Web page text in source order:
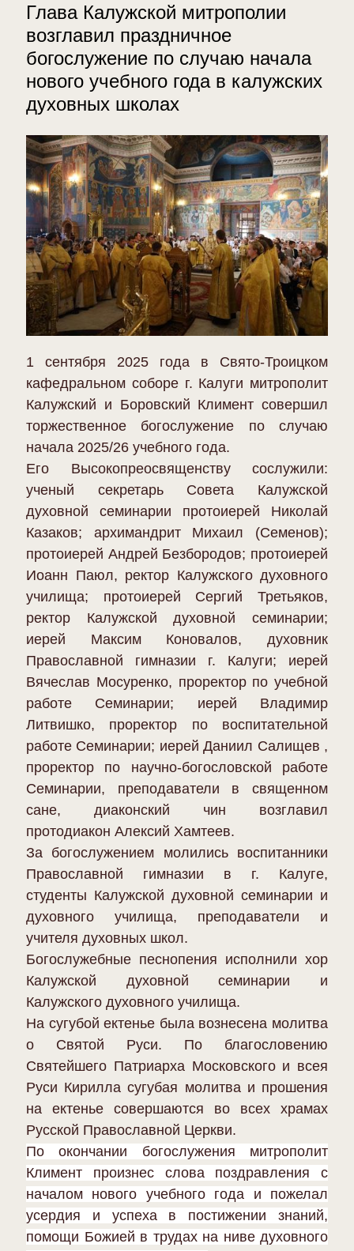
Глава Калужской митрополии
возглавил праздничное
богослужение по случаю начала
нового учебного года в калужских
духовных школах
1 сентября 2025 года в Свято-Троицком
кафедральном соборе г. Калуги митрополит
Калужский и Боровский Климент совершил
торжественное богослужение по случаю
начала 2025/26 учебного года.
Его Высокопреосвященству сослужили:
ученый секретарь Совета Калужской
духовной семинарии протоиерей Николай
Казаков; архимандрит Михаил (Семенов);
протоиерей Андрей Безбородов; протоиерей
Иоанн Паюл, ректор Калужского духовного
училища; протоиерей Сергий Третьяков,
ректор Калужской духовной семинарии;
иерей Максим Коновалов, духовник
Православной гимназии г. Калуги; иерей
Вячеслав Мосуренко, проректор по учебной
работе Семинарии; иерей Владимир
Литвишко, проректор по воспитательной
работе Семинарии; иерей Даниил Салищев ,
проректор по научно-богословской работе
Семинарии, преподаватели в священном
сане, диаконский чин возглавил
протодиакон Алексий Хамтеев.
За богослужением молились воспитанники
Православной гимназии в г. Калуге,
студенты Калужской духовной семинарии и
духовного училища, преподаватели и
учителя духовных школ.
Богослужебные песнопения исполнили хор
Калужской духовной семинарии и
Калужского духовного училища.
На сугубой ектенье была вознесена молитва
о Святой Руси. По благословению
Святейшего Патриарха Московского и всея
Руси Кирилла сугубая молитва и прошения
на ектенье совершаются во всех храмах
Русской Православной Церкви.
По окончании богослужения митрополит
Климент произнес слова поздравления с
началом нового учебного года и пожелал
усердия и успеха в постижении знаний,
помощи Божией в трудах на ниве духовного